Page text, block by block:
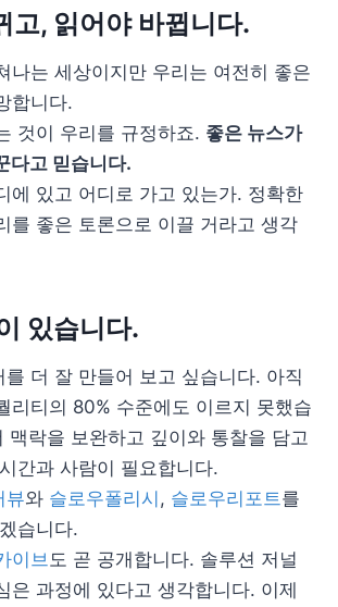
고, 읽어야 바뀝니다.
나는 세상이지만 우리는 여전히 좋은
합니다.
것이 우리를 규정하죠. 좋은 뉴스가
다고 믿습니다.
에 있고 어디로 가고 있는가. 정확한
를 좋은 토론으로 이끌 거라고 생각
있습니다.
를 더 잘 만들어 보고 싶습니다. 아직
리티의 80% 수준에도 이르지 못했습
맥락을 보완하고 깊이와 통찰을 담고
간과 사람이 필요합니다.
뷰와 슬로우폴리시 , 슬로우리포트 를
습니다.
이브 도 곧 공개합니다. 솔루션 저널
은 과정에 있다고 생각합니다. 이제